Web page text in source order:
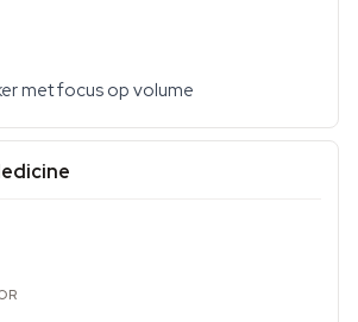
met focus op volume